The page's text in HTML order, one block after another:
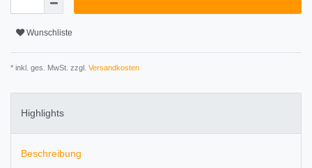
Wunschliste
* inkl. ges. MwSt. zzgl. Versandkosten
Highlights
Beschreibung